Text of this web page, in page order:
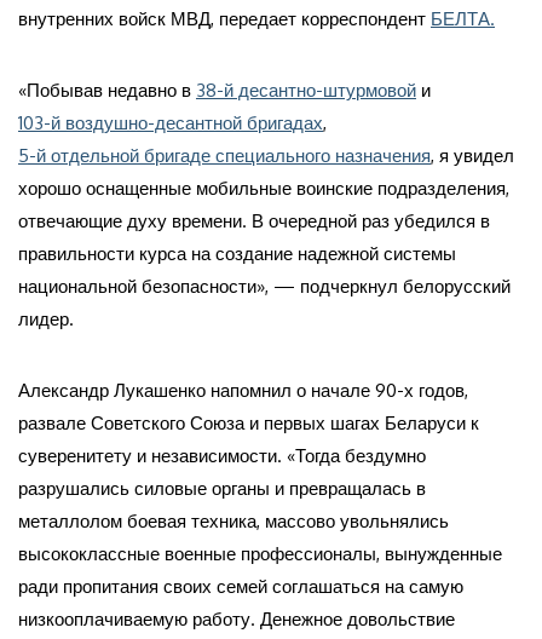
внутренних войск МВД, передает корреспондент БЕЛТА.
«Побывав недавно в 38-й десантно-штурмовой и
103-й воздушно-десантной бригадах,
5-й отдельной бригаде специального назначения, я увидел
хорошо оснащенные мобильные воинские подразделения,
отвечающие духу времени. В очередной раз убедился в
правильности курса на создание надежной системы
национальной безопасности», — подчеркнул белорусский
лидер.
Александр Лукашенко напомнил о начале 90-х годов,
развале Советского Союза и первых шагах Беларуси к
суверенитету и независимости. «Тогда бездумно
разрушались силовые органы и превращалась в
металлолом боевая техника, массово увольнялись
высококлассные военные профессионалы, вынужденные
ради пропитания своих семей соглашаться на самую
низкооплачиваемую работу. Денежное довольствие